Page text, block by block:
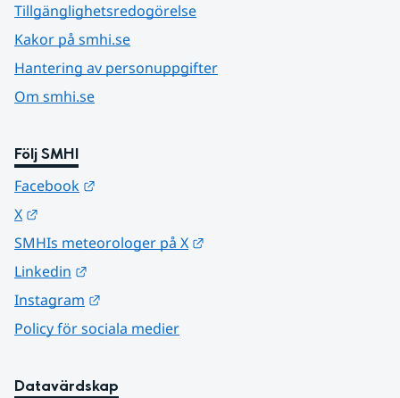
Tillgänglighetsredogörelse
Kakor på smhi.se
Hantering av personuppgifter
Om smhi.se
Följ SMHI
Facebook
X
SMHIs meteorologer på X
Linkedin
Instagram
Policy för sociala medier
Datavärdskap